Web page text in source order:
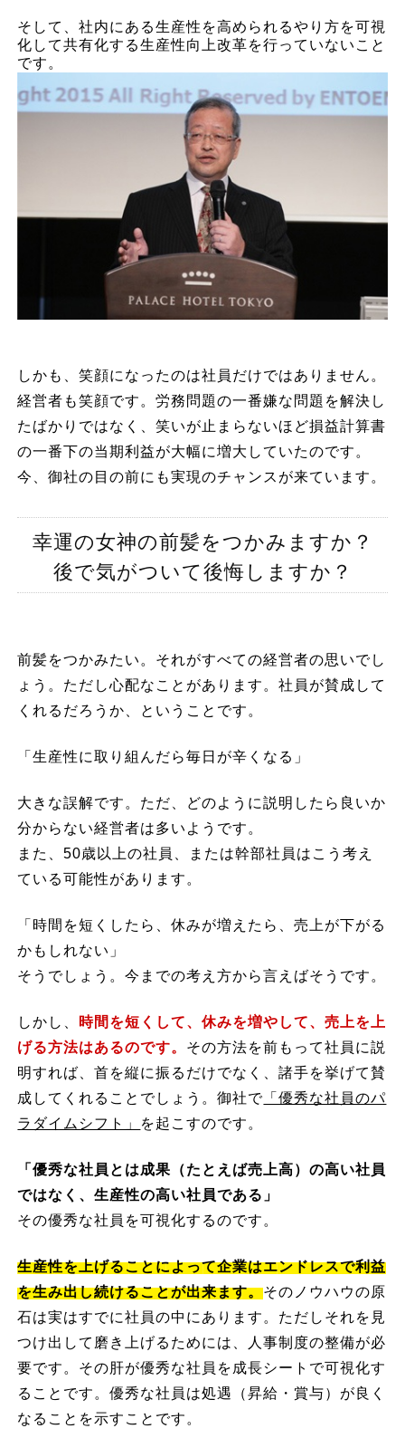
そして、社内にある生産性を高められるやり方を可視
化して共有化する生産性向上改革を行っていないこと
です。
しかも、笑顔になったのは社員だけではありません。
経営者も笑顔です。労務問題の一番嫌な問題を解決し
たばかりではなく、笑いが止まらないほど損益計算書
の一番下の当期利益が大幅に増大していたのです。
今、御社の目の前にも実現のチャンスが来ています。
幸運の女神の前髪をつかみますか？
後で気がついて後悔しますか？
前髪をつかみたい。それがすべての経営者の思いでし
ょう。ただし心配なことがあります。社員が賛成して
くれるだろうか、ということです。
「生産性に取り組んだら毎日が辛くなる」
大きな誤解です。ただ、どのように説明したら良いか
分からない経営者は多いようです。
また、50歳以上の社員、または幹部社員はこう考え
ている可能性があります。
「時間を短くしたら、休みが増えたら、売上が下がる
かもしれない」
そうでしょう。今までの考え方から言えばそうです。
しかし、 時間を短くして、休みを増やして、売上を上
げる方法はあるのです。 その方法を前もって社員に説
明すれば、首を縦に振るだけでなく、諸手を挙げて賛
成してくれることでしょう。御社で 「優秀な社員のパ
ラダイムシフト」 を起こすのです。
「優秀な社員とは成果（たとえば売上高）の高い社員
ではなく、生産性の高い社員である」
その優秀な社員を可視化するのです。
生産性を上げることによって企業はエンドレスで利益
を生み出し続けることが出来ます。そのノウハウの原
石は実はすでに社員の中にあります。ただしそれを見
つけ出して磨き上げるためには、人事制度の整備が必
要です。その肝が優秀な社員を成長シートで可視化す
ることです。優秀な社員は処遇（昇給・賞与）が良く
なることを示すことです。